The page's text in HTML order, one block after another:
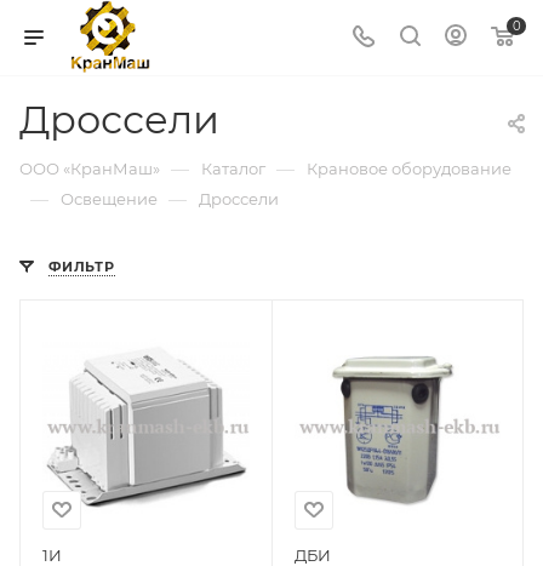
0
Дроссели
ООО «КранМаш» — Каталог — Крановое оборудование
— Освещение — Дроссели
ФИЛЬТР
1И ДБИ